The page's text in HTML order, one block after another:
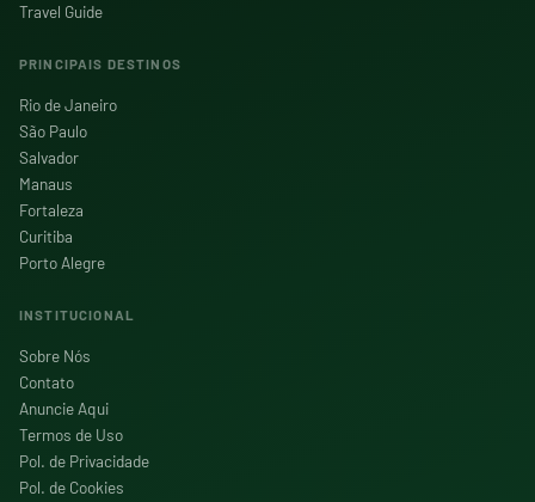
Travel Guide
PRINCIPAIS DESTINOS
Rio de Janeiro
São Paulo
Salvador
Manaus
Fortaleza
Curitiba
Porto Alegre
INSTITUCIONAL
Sobre Nós
Contato
Anuncie Aqui
Termos de Uso
Pol. de Privacidade
Pol. de Cookies